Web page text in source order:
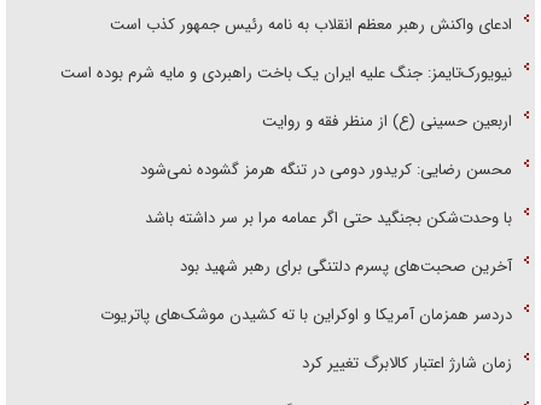
ادعای واکنش رهبر معظم انقلاب به نامه رئیس جمهور کذب است
نیویورک‌تایمز: جنگ علیه ایران یک باخت راهبردی و مایه شرم بوده است
اربعین حسینی (ع) از منظر فقه و روایت
محسن رضایی: کریدور دومی در تنگه هرمز گشوده نمی‌شود
با وحدت‌شکن بجنگید حتی اگر عمامه مرا بر سر داشته باشد
آخرین صحبت‌های پسرم دلتنگی برای رهبر شهید بود
دردسر همزمان آمریکا و اوکراین با ته کشیدن موشک‌های پاتریوت
زمان شارژ اعتبار کالابرگ تغییر کرد